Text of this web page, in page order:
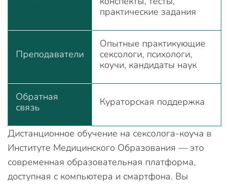
практические задания
Преподаватели
Опытные практикующие
сексологи, психологи,
коучи, кандидаты наук
Обратная
связь
Кураторская поддержка
Дистанционное обучение на сексолога-коуча в
Институте Медицинского Образования — это
современная образовательная платформа,
доступная с компьютера и смартфона. Вы